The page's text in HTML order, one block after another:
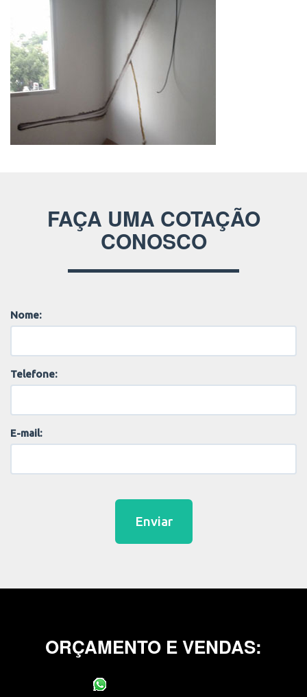
FAÇA UMA COTAÇÃO
CONOSCO
Nome:
Telefone:
E-mail:
Enviar
ORÇAMENTO E VENDAS: